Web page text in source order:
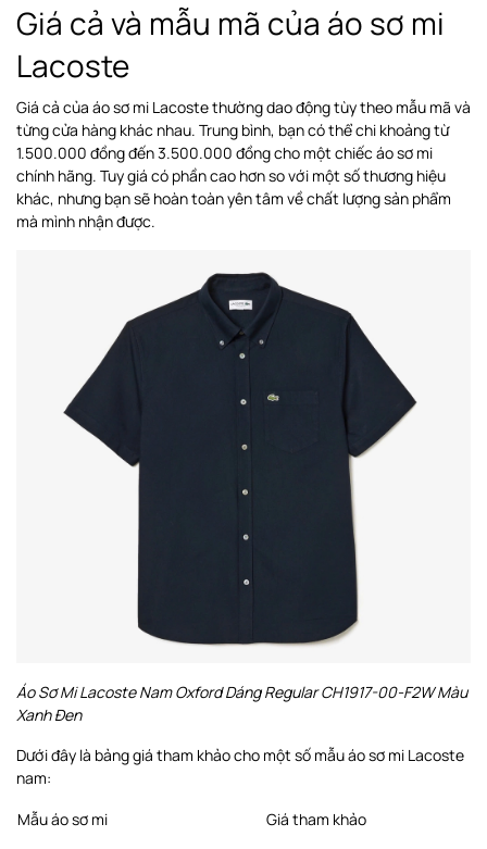
Giá cả và mẫu mã của áo sơ mi
Lacoste
Giá cả của áo sơ mi Lacoste thường dao động tùy theo mẫu mã và
từng cửa hàng khác nhau. Trung bình, bạn có thể chi khoảng từ
1.500.000 đồng đến 3.500.000 đồng cho một chiếc áo sơ mi
chính hãng. Tuy giá có phần cao hơn so với một số thương hiệu
khác, nhưng bạn sẽ hoàn toàn yên tâm về chất lượng sản phẩm
mà mình nhận được.
Áo Sơ Mi Lacoste Nam Oxford Dáng Regular CH1917-00-F2W Màu
Xanh Đen
Dưới đây là bảng giá tham khảo cho một số mẫu áo sơ mi Lacoste
nam:
Mẫu áo sơ mi
Giá tham khảo